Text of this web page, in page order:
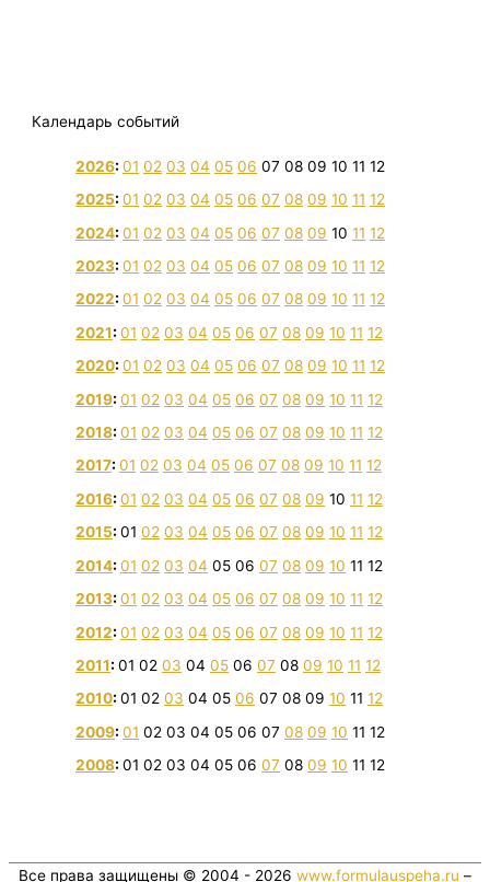
Календарь событий
2026:01 02 03 04 05 06 07 08 09 10 11 12
2025:01 02 03 04 05 06 07 08 09 10 11 12
2024:01 02 03 04 05 06 07 08 09 10 11 12
2023:01 02 03 04 05 06 07 08 09 10 11 12
2022:01 02 03 04 05 06 07 08 09 10 11 12
2021:01 02 03 04 05 06 07 08 09 10 11 12
2020:01 02 03 04 05 06 07 08 09 10 11 12
2019:01 02 03 04 05 06 07 08 09 10 11 12
2018:01 02 03 04 05 06 07 08 09 10 11 12
2017:01 02 03 04 05 06 07 08 09 10 11 12
2016:01 02 03 04 05 06 07 08 09 10 11 12
2015:01 02 03 04 05 06 07 08 09 10 11 12
2014:01 02 03 04 05 06 07 08 09 10 11 12
2013:01 02 03 04 05 06 07 08 09 10 11 12
2012:01 02 03 04 05 06 07 08 09 10 11 12
2011:01 02 03 04 05 06 07 08 09 10 11 12
2010:01 02 03 04 05 06 07 08 09 10 11 12
2009:01 02 03 04 05 06 07 08 09 10 11 12
2008:01 02 03 04 05 06 07 08 09 10 11 12
Все права защищены © 2004 - 2026 www.formulauspeha.ru –